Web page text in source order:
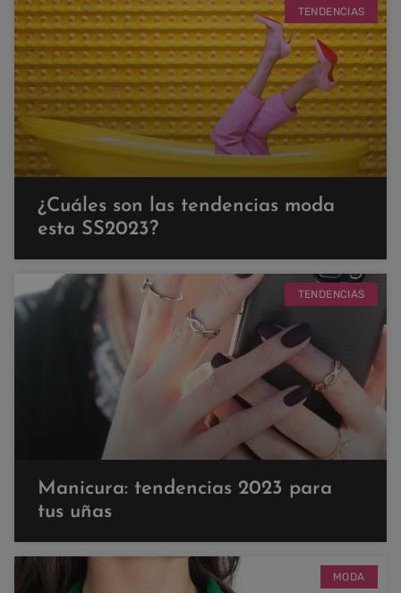
TENDENCIAS
¿Cuáles son las tendencias moda
esta SS2023?
TENDENCIAS
Manicura: tendencias 2023 para
tus uñas
MODA